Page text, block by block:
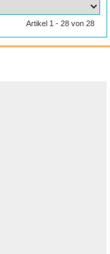
Artikel 1 - 28 von 28